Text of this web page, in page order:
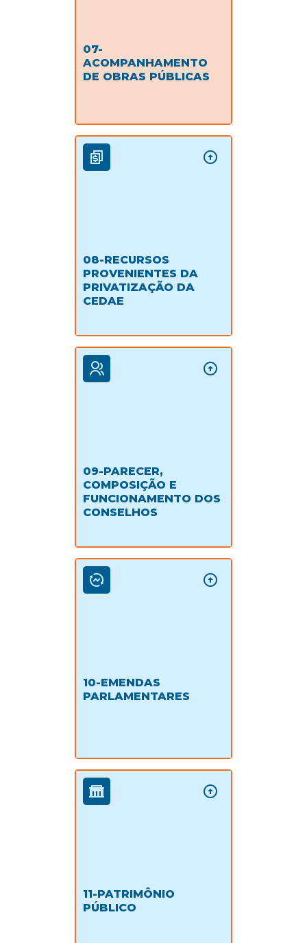
07-
ACOMPANHAMENTO
DE OBRAS PÚBLICAS
08-RECURSOS
PROVENIENTES DA
PRIVATIZAÇÃO DA
CEDAE
09-PARECER,
COMPOSIÇÃO E
FUNCIONAMENTO DOS
CONSELHOS
10-EMENDAS
PARLAMENTARES
11-PATRIMÔNIO
PÚBLICO